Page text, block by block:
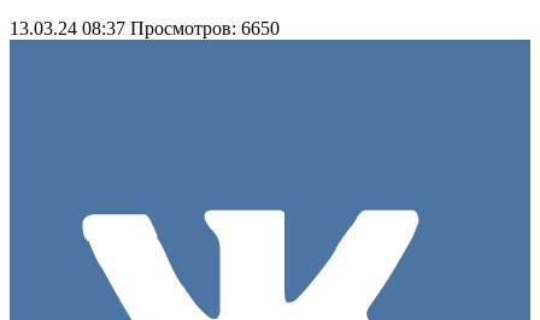
13.03.24 08:37 Просмотров: 6650